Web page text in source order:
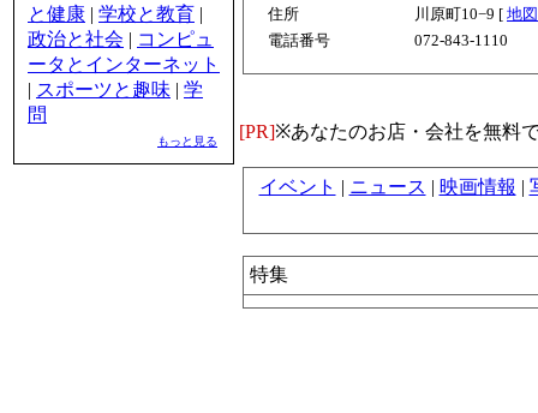
と健康 | 学校と教育 |
政治と社会 | コンピュ
ータとインターネット
| スポーツと趣味 | 学
問
もっと見る
住所
川原町10−9 [ 地図
電話番号
072-843-1110
[PR]※あなたのお店・会社を無料
イベント | ニュース | 映画情報 |
特集